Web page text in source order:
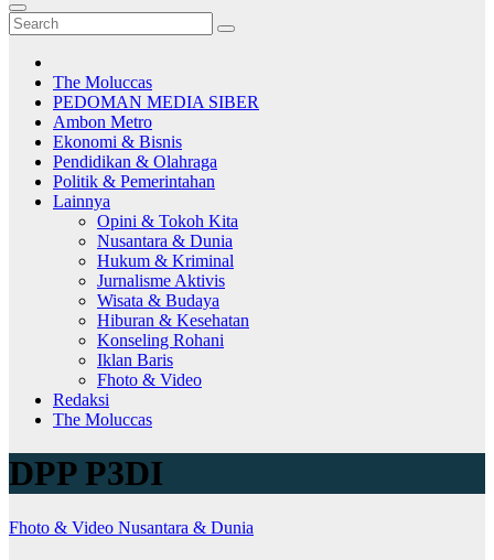
The Moluccas
PEDOMAN MEDIA SIBER
Ambon Metro
Ekonomi & Bisnis
Pendidikan & Olahraga
Politik & Pemerintahan
Lainnya
Opini & Tokoh Kita
Nusantara & Dunia
Hukum & Kriminal
Jurnalisme Aktivis
Wisata & Budaya
Hiburan & Kesehatan
Konseling Rohani
Iklan Baris
Fhoto & Video
Redaksi
The Moluccas
DPP P3DI
Fhoto & Video Nusantara & Dunia